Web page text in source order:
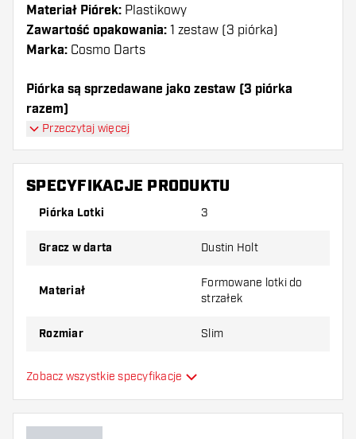
Materiał Piórek: Plastikowy
Zawartość opakowania: 1 zestaw (3 piórka)
Marka: Cosmo Darts
Piórka są sprzedawane jako zestaw (3 piórka
razem)
Piórka Cosmo Darts Fit Dustin Holt White Mix Super
Slim mają długą żywotność. Te piórka mogą być
używane tylko z shafty Cosmo Fit.
Dartshopper tip!
Upewnij się, że masz pod ręką dużo piórek i
złamane w wyniku użytkowania.
piórek, aby dowiedzieć się, który wariant
Przeczytaj więcej
SPECYFIKACJE PRODUKTU
Piórka Lotki 3
Gracz w darta Dustin Holt
Materiał
Formowane lotki do
strzałek
Rozmiar Slim
Typ
Zobacz wszystkie specyfikacje